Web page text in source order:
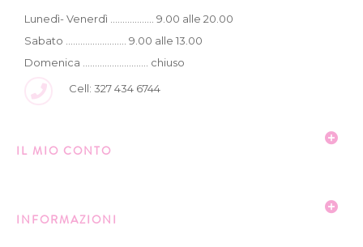
Lunedì- Venerdì .................. 9.00 alle 20.00
Sabato ......................... 9.00 alle 13.00
Domenica ........................... chiuso
Cell: 327 434 6744
IL MIO CONTO
INFORMAZIONI